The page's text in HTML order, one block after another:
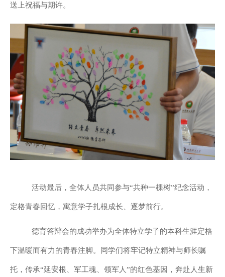
送上祝福与期许。
活动最后，全体人员共同参与“共种一棵树”纪念活动，
定格青春回忆，寓意学子扎根成长、逐梦前行。
德育答辩会的成功举办为全体特立学子的本科生涯定格
下温暖而有力的青春注脚。同学们将牢记特立精神与师长嘱
托，传承“延安根、军工魂、领军人”的红色基因，奔赴人生新